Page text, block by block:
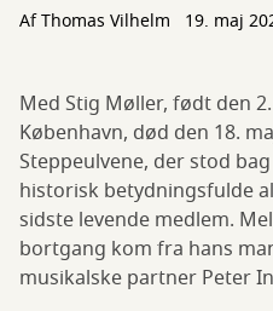
Af Thomas Vilhelm 19. maj
Med Stig Møller, født den
København, død den 18.
Steppeulvene, der stod
historisk betydningsfulde
sidste levende medlem.
bortgang kom fra hans
musikalske partner Peter